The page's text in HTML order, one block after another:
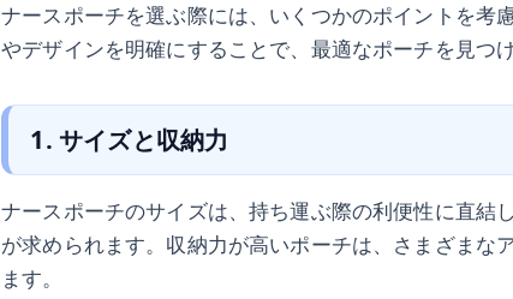
ナースポーチを選ぶ際には、いくつかのポイントを考
やデザインを明確にすることで、最適なポーチを見つ
1. サイズと収納力
ナースポーチのサイズは、持ち運ぶ際の利便性に直結
が求められます。収納力が高いポーチは、さまざまな
ます。